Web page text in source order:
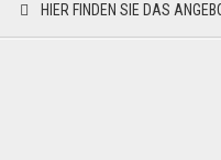
HIER FINDEN SIE DAS